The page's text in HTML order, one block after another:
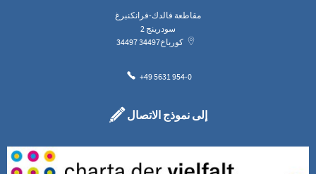
مقاطعة فالدك-فرانكنبرغ
سودرينج 2
34497
كورباخ34497
+49 5631 954-0
إلى نموذج الاتصال